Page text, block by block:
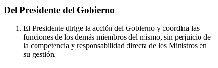
Del Presidente del Gobierno
El Presidente dirige la acción del Gobierno y coordina las
funciones de los demás miembros del mismo, sin perjuicio de
la competencia y responsabilidad directa de los Ministros en
su gestión.